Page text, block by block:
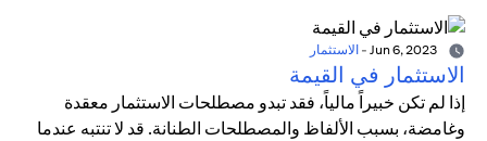
- الاستثمار
الاستثمار في القيمة
إذا لم تكن خبيراً مالياً، فقد تبدو مصطلحات الاستثمار معقدة
وغامضة، بسبب الألفاظ والمصطلحات الطنانة. قد لا تنتبه عندما